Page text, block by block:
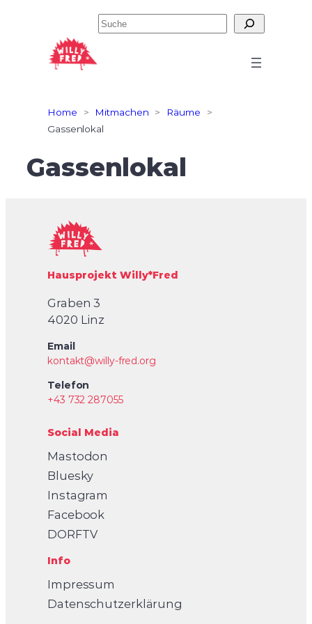
springen
Suchen
Home > Mitmachen > Räume
>
Gassenlokal
Gassenlokal
Hausprojekt Willy*Fred
Graben 3
4020 Linz
Email
kontakt@willy-fred.org
Telefon
+43 732 287055
Social Media
Mastodon
Bluesky
Instagram
Facebook
DORFTV
Info
Impressum
Datenschutzerklärung